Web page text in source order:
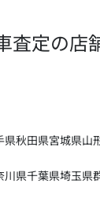
査定の店
県秋田県宮城県山
川県千葉県埼玉県